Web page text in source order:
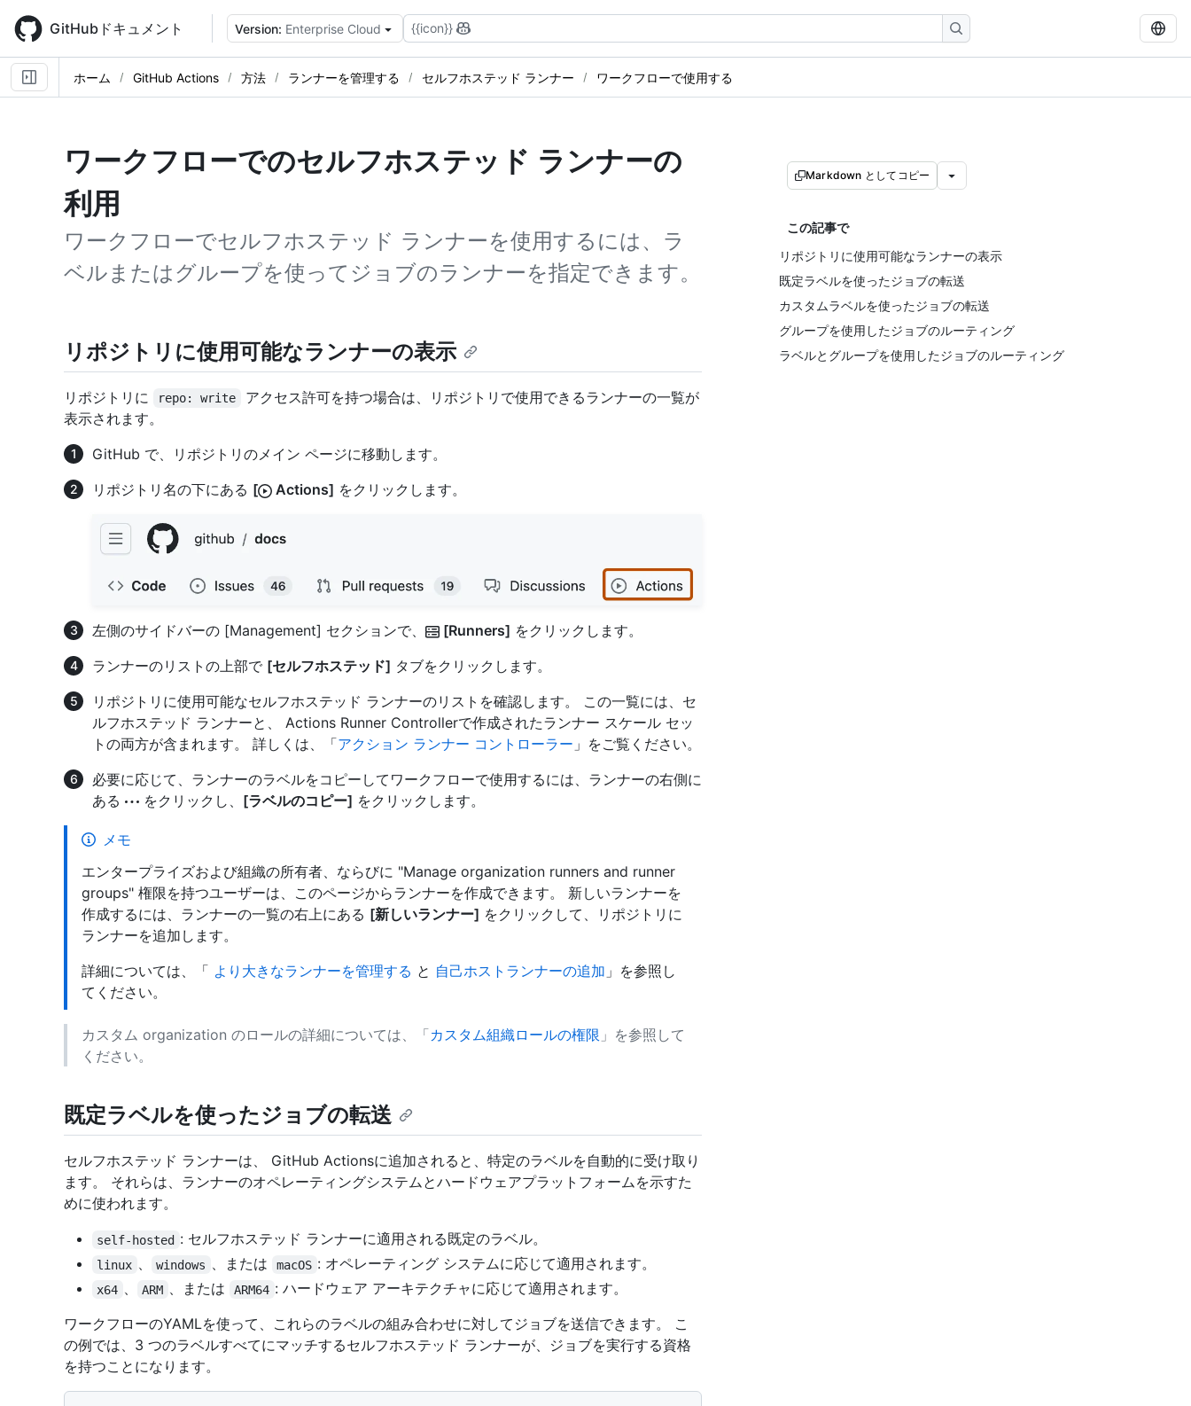
main
content
GitHubドキュメント Version: Enterprise Cloud {{icon}}
ホーム GitHub Actions 方法 ランナーを管理する セルフホステッド ランナー ワークフローで使用する
ワークフローでのセルフホステッド ランナーの
利用
ワークフローでセルフホステッド ランナーを使用するには、ラ
ベルまたはグループを使ってジョブのランナーを指定できます。
Markdown としてコピー
この記事で
リポジトリに使用可能なランナーの表示
既定ラベルを使ったジョブの転送
カスタムラベルを使ったジョブの転送
グループを使用したジョブのルーティング
ラベルとグループを使用したジョブのルーティング
リポジトリに使用可能なランナーの表示
リポジトリに repo: write
アクセス許可を持つ場合は、リポジトリで使用できるランナーの一覧が
表示されます。
GitHub で、リポジトリのメイン ページに移動します。
リポジトリ名の下にある [ Actions] をクリックします。
左側のサイドバーの [Management] セクションで、 [Runners] をクリックします。
ランナーのリストの上部で [セルフホステッド] タブをクリックします。
リポジトリに使用可能なセルフホステッド ランナーのリストを確認します。 この一覧には、セ
ルフホステッド ランナーと、 Actions Runner Controllerで作成されたランナー スケール セッ
トの両方が含まれます。 詳しくは、「アクション ランナー コントローラー 」をご覧ください。
必要に応じて、ランナーのラベルをコピーしてワークフローで使用するには、ランナーの右側に
ある
をクリックし、 [ラベルのコピー] をクリックします。
メモ
エンタープライズおよび組織の所有者、ならびに "Manage organization runners and runner
groups" 権限を持つユーザーは、このページからランナーを作成できます。 新しいランナーを
作成するには、ランナーの一覧の右上にある [新しいランナー] をクリックして、リポジトリに
ランナーを追加します。
詳細については、「 より大きなランナーを管理する と 自己ホストランナーの追加 」を参照し
てください。
カスタム organization のロールの詳細については、「カスタム組織ロールの権限 」を参照して
ください。
既定ラベルを使ったジョブの転送
セルフホステッド ランナーは、 GitHub Actionsに追加されると、特定のラベルを自動的に受け取り
ます。 それらは、ランナーのオペレーティングシステムとハードウェアプラットフォームを示すた
めに使われます。
self-hosted : セルフホステッド ランナーに適用される既定のラベル。
linux 、 windows 、または macOS : オペレーティング システムに応じて適用されます。
x64 、 ARM 、または ARM64 : ハードウェア アーキテクチャに応じて適用されます。
ワークフローのYAMLを使って、これらのラベルの組み合わせに対してジョブを送信できます。 こ
の例では、3 つのラベルすべてにマッチするセルフホステッド ランナーが、ジョブを実行する資格
を持つことになります。